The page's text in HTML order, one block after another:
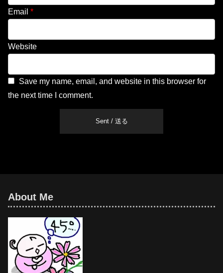
Email *
Website
Save my name, email, and website in this browser for
the next time I comment.
About Me